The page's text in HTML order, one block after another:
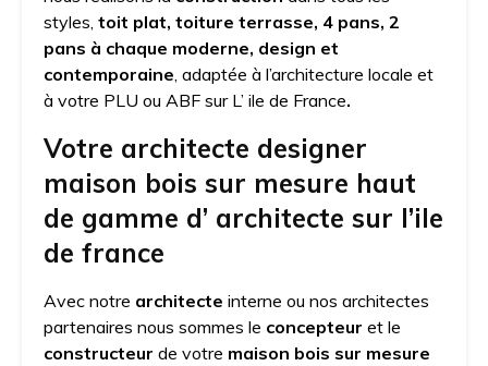
styles, toit plat, toiture terrasse, 4 pans, 2
pans à chaque moderne, design et
contemporaine , adaptée à l’architecture locale et
à votre PLU ou ABF sur L’ ile de France.
Votre architecte designer
maison bois sur mesure haut
de gamme d’ architecte sur l’ile
de france
Avec notre architecte interne ou nos architectes
partenaires nous sommes le concepteur et le
constructeur de votre maison bois sur mesure